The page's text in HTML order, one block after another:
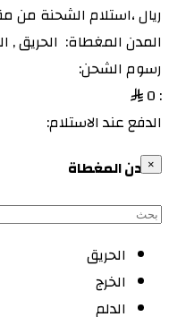
دومة الجندل
ضبا
حفر الباطن
حقل
جازان
جدة
خيبر
خليص
ريال ،استلام الشحنة من
المدن المغطاة: الحريق,
رسوم الشحن:
:
0
الدفع عند الاستلام:
×
المدن المغطاة
الحريق
الخرج
الدلم